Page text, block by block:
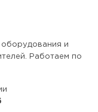
и
Работаем по